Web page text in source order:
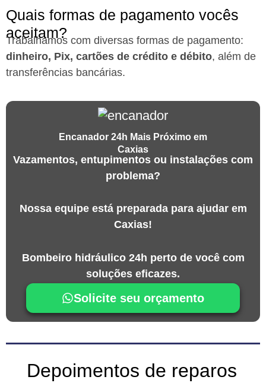
Quais formas de pagamento vocês
aceitam?
Trabalhamos com diversas formas de pagamento:
dinheiro, Pix, cartões de crédito e débito, além de
transferências bancárias.
Encanador 24h Mais Próximo em
Caxias
Vazamentos, entupimentos ou instalações com
problema?
Nossa equipe está preparada para ajudar em
Caxias!
Bombeiro hidráulico 24h perto de você com
soluções eficazes.
Solicite seu orçamento
Depoimentos de reparos